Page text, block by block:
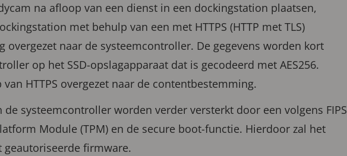
na afloop van een dienst in een dockingstation plaatsen,
met behulp van een met HTTPS (HTTP met TLS)
overgezet naar de systeemcontroller. De gegevens worden kort
op het SSD-opslagapparaat dat is gecodeerd met AES256.
HTTPS overgezet naar de contentbestemming.
systeemcontroller worden verder versterkt door een volgens FIPS
Module (TPM) en de secure boot-functie. Hierdoor zal het
firmware.